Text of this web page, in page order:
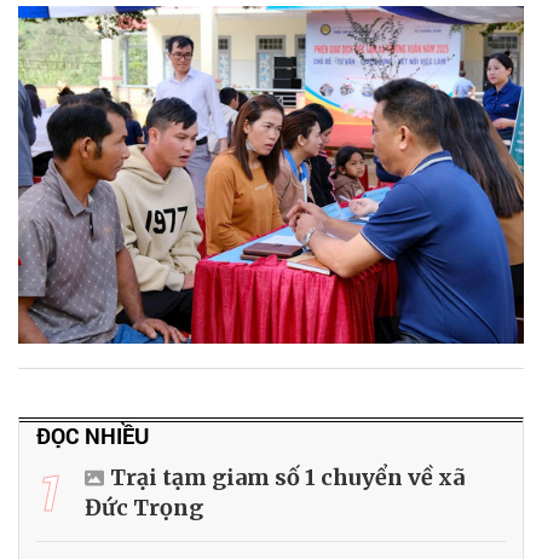
ĐỌC NHIỀU
1
Trại tạm giam số 1 chuyển về xã
Đức Trọng